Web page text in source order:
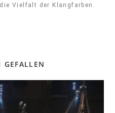
Vielfalt der Klangfarben.
GEFALLEN